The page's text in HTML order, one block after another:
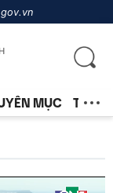
MỤC TIN